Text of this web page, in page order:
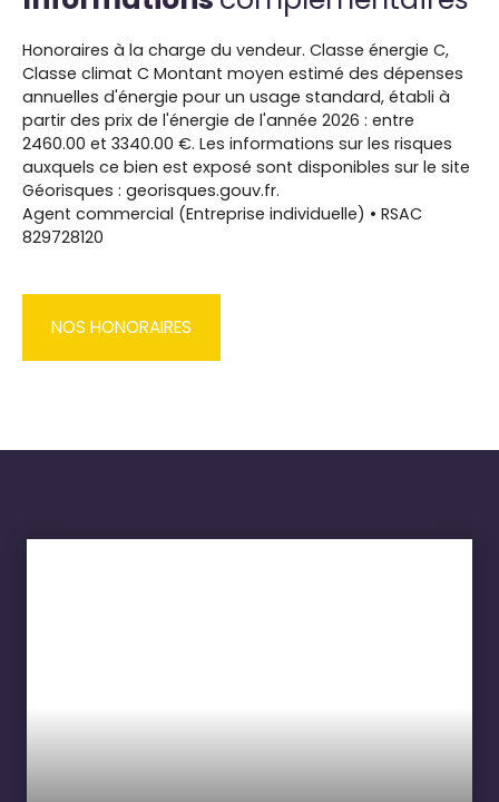
Honoraires à la charge du vendeur. Classe énergie C,
Classe climat C Montant moyen estimé des dépenses
annuelles d'énergie pour un usage standard, établi à
partir des prix de l'énergie de l'année 2026 : entre
2460.00 et 3340.00 €. Les informations sur les risques
auxquels ce bien est exposé sont disponibles sur le site
Géorisques : georisques.gouv.fr.
Agent commercial (Entreprise individuelle) • RSAC
829728120
NOS HONORAIRES